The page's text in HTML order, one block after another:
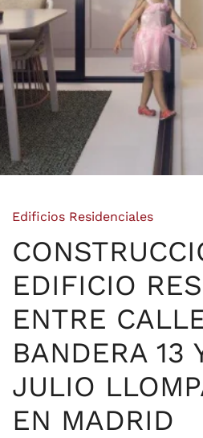
Edificios Residenciales
EDIFICIO
ENTRE
BANDERA 13
JULIO
EN MADRID